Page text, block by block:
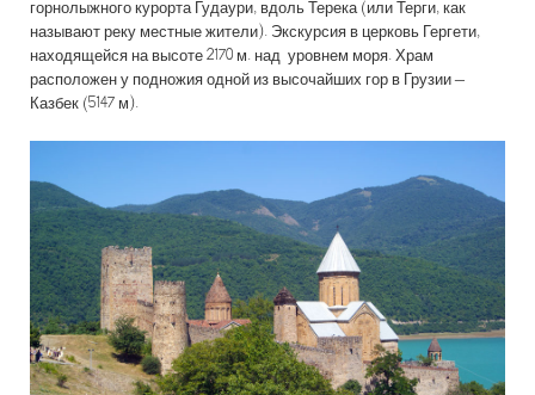
горнолыжного курорта Гудаури, вдоль Терека (или Терги, как
называют реку местные жители). Экскурсия в церковь Гергети,
находящейся на высоте 2170 м. над уровнем моря. Храм
расположен у подножия одной из высочайших гор в Грузии –
Казбек (5147 м).